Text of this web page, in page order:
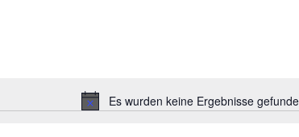
Hinweis
Es wurden keine Ergebnisse